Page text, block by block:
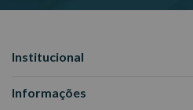
Institucional
Informações